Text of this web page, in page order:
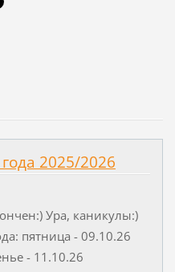
2025/2026
Ура, каникулы:)
пятница - 09.10.26
- 11.10.26